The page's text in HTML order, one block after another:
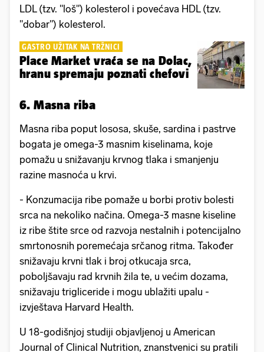
LDL (tzv. "loš") kolesterol i povećava HDL (tzv.
"dobar") kolesterol.
GASTRO UŽITAK NA TRŽNICI
Place Market vraća se na Dolac,
hranu spremaju poznati chefovi
6. Masna riba
Masna riba poput lososa, skuše, sardina i pastrve
bogata je omega-3 masnim kiselinama, koje
pomažu u snižavanju krvnog tlaka i smanjenju
razine masnoća u krvi.
- Konzumacija ribe pomaže u borbi protiv bolesti
srca na nekoliko načina. Omega-3 masne kiseline
iz ribe štite srce od razvoja nestalnih i potencijalno
smrtonosnih poremećaja srčanog ritma. Također
snižavaju krvni tlak i broj otkucaja srca,
poboljšavaju rad krvnih žila te, u većim dozama,
snižavaju trigliceride i mogu ublažiti upalu -
izvještava Harvard Health.
U 18-godišnjoj studiji objavljenoj u American
Journal of Clinical Nutrition, znanstvenici su pratili